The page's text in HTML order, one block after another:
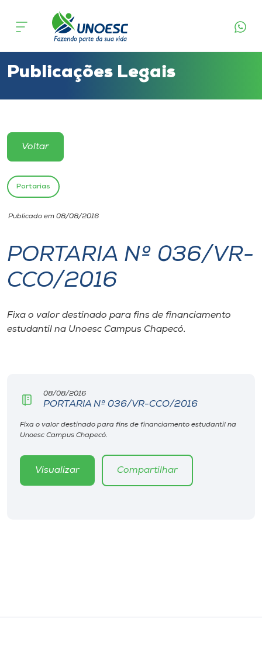
Cursos
Atendimento ao Estudante
Portal de Ensino
Unoesc
Internacionalização
I.nova
Diplomados
CPA
Biblioteca
Editora
Publicações Legais
Voltar
Portarias
Publicado em 08/08/2016
PORTARIA Nº 036/VR-
CCO/2016
Fixa o valor destinado para fins de financiamento
estudantil na Unoesc Campus Chapecó.
08/08/2016
PORTARIA Nº 036/VR-CCO/2016
Fixa o valor destinado para fins de financiamento estudantil na
Unoesc Campus Chapecó.
Visualizar Compartilhar